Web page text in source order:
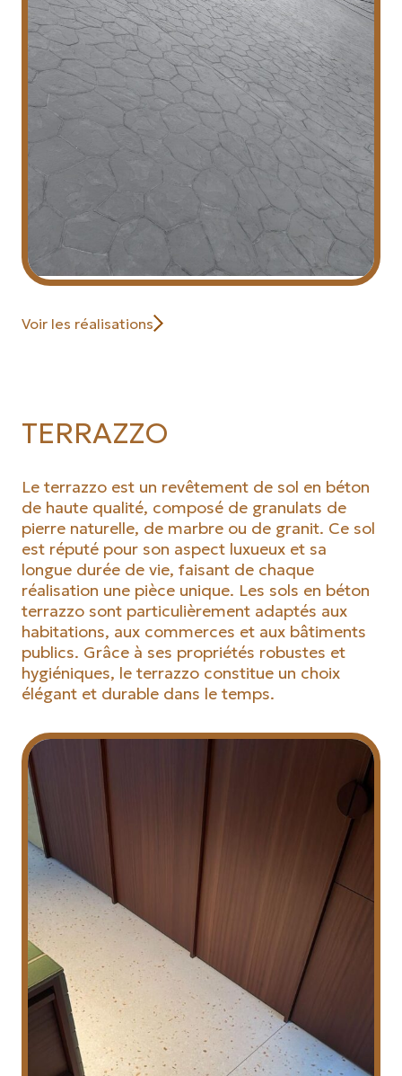
Voir les réalisations
TERRAZZO
Le terrazzo est un revêtement de sol en béton
de haute qualité, composé de granulats de
pierre naturelle, de marbre ou de granit. Ce sol
est réputé pour son aspect luxueux et sa
longue durée de vie, faisant de chaque
réalisation une pièce unique. Les sols en béton
terrazzo sont particulièrement adaptés aux
habitations, aux commerces et aux bâtiments
publics. Grâce à ses propriétés robustes et
hygiéniques, le terrazzo constitue un choix
élégant et durable dans le temps.